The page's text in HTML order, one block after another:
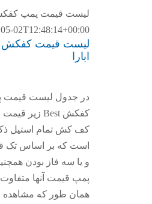
لیست قیمت پمپ کفکش Best ابارا
05-02T12:48:14+00:00
لیست قیمت کفکش best
در جدول لیست قیمت پمپ
کفکش Best زیر قیمت انواع
کف کش تمام استیل ذکر شده
است که بر اساس تک فاز بودن
و یا سه فاز بودن همچنین مدل
پمپ قیمت آنها متفاوت است.
همان طور که مشاهده می